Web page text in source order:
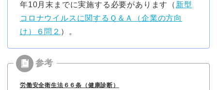
年10月末までに実施する必要があります（ 新型
コロナウイルスに関するＱ＆Ａ（企業の方向
け）６問２ ）。
労働安全衛生法６６条（健康診断）